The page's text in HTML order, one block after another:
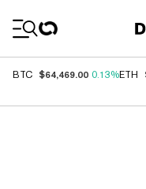
BTC $64,469.00 0.13%ETH